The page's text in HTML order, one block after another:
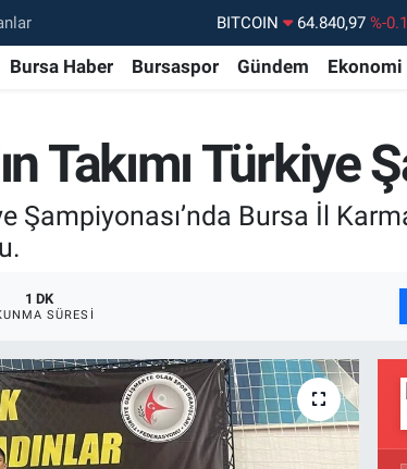
DOLAR 47,7436
EURO
55,2510 %0.32
GRAM ALTIN
6660.55 %0
BİST100
13.779 %-
Bursa Haber Bursaspor Gündem Ekonomi
Takımı Türkiye
Bursa İl
1 DK
SÜRESI